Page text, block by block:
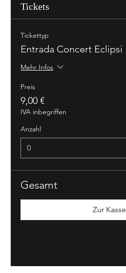
Tickets
Tickettyp
Entrada Concert Eclipsi
Mehr Infos
Preis
9,00 €
IVA inbegriffen
Anzahl
Gesamt
Zur Kasse